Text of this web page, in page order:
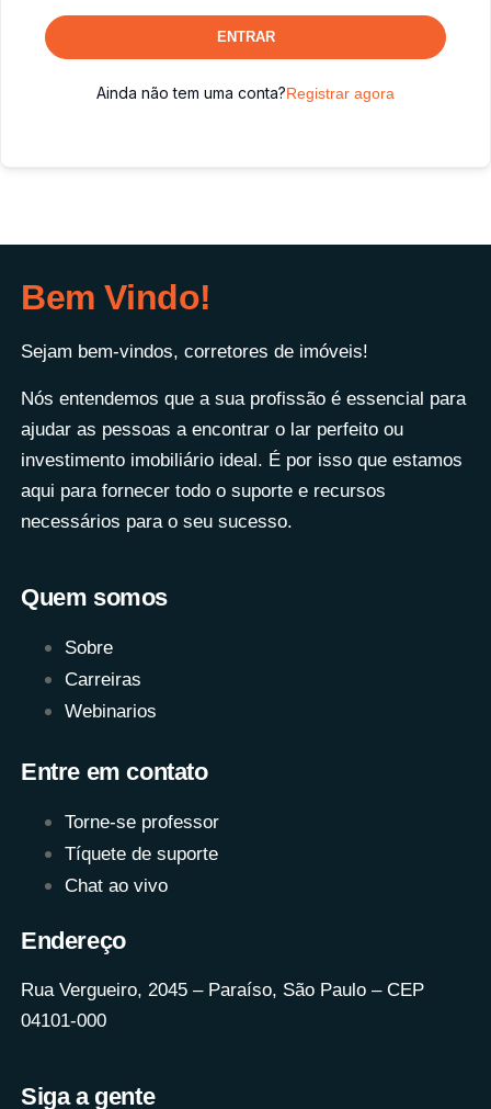
ENTRAR
Ainda não tem uma conta?Registrar agora
Bem Vindo!
Sejam bem-vindos, corretores de imóveis!
Nós entendemos que a sua profissão é essencial para
ajudar as pessoas a encontrar o lar perfeito ou
investimento imobiliário ideal. É por isso que estamos
aqui para fornecer todo o suporte e recursos
necessários para o seu sucesso.
Quem somos
Sobre
Carreiras
Webinarios
Entre em contato
Torne-se professor
Tíquete de suporte
Chat ao vivo
Endereço
Rua Vergueiro, 2045 – Paraíso, São Paulo – CEP
04101-000
Siga a gente